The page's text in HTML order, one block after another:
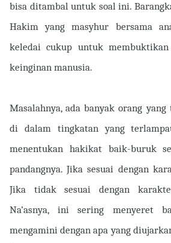
bisa ditambal untuk soal ini.
Hakim yang masyhur bersama
keledai cukup untuk
keinginan manusia.
Masalahnya, ada banyak orang
di dalam tingkatan yang
menentukan hakikat baik-buruk
pandangnya. Jika sesuai dengan
Jika tidak sesuai dengan
Na’asnya, ini sering menyeret
mengamini dengan apa yang